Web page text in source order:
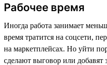
Рабочее время
Иногда работа занимает
время тратится на соцсети,
на маркетплейсах. Но уйти
сделают выговор или добавят